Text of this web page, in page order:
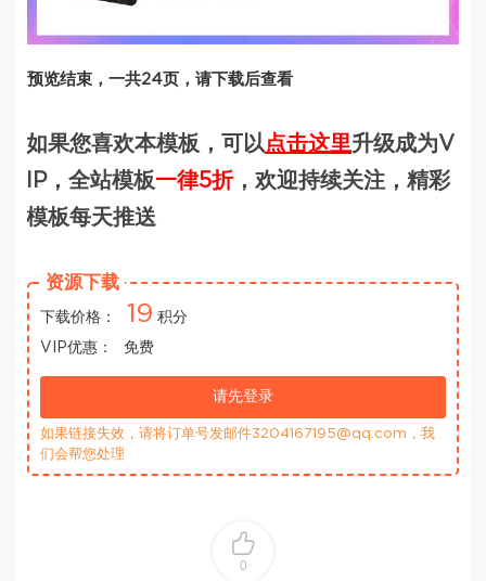
预览结束，一共24页，请下载后查看
如果您喜欢本模板，可以点击这里升级成为V
IP，全站模板一律5折，欢迎持续关注，精彩
模板每天推送
资源下载
下载价格： 19 积分
VIP优惠：
免费
请先登录
如果链接失效，请将订单号发邮件3204167195@qq.com，我
们会帮您处理
0